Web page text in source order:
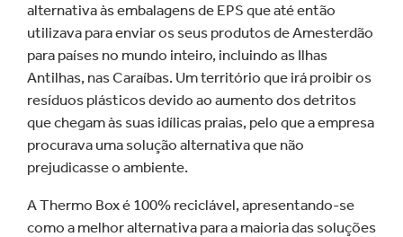
alternativa às embalagens de EPS que até então
utilizava para enviar os seus produtos de Amesterdão
para países no mundo inteiro, incluindo as Ilhas
Antilhas, nas Caraíbas. Um território que irá proibir os
resíduos plásticos devido ao aumento dos detritos
que chegam às suas idílicas praias, pelo que a empresa
procurava uma solução alternativa que não
prejudicasse o ambiente.
A Thermo Box é 100% reciclável, apresentando-se
como a melhor alternativa para a maioria das soluções